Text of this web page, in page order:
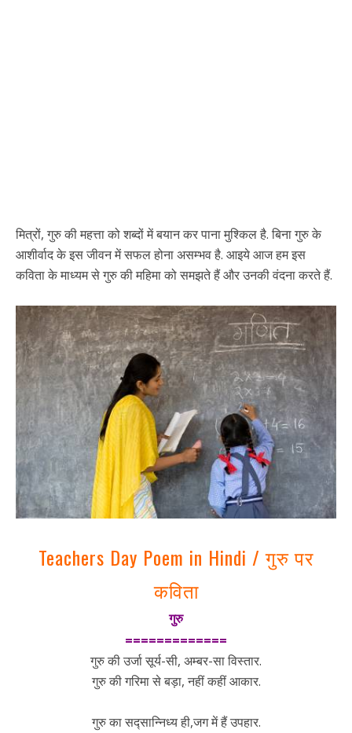
मित्रों, गुरु की महत्ता को शब्दों में बयान कर पाना मुश्किल है. बिना गुरु के
आशीर्वाद के इस जीवन में सफल होना असम्भव है. आइये आज हम इस
कविता के माध्यम से गुरु की महिमा को समझते हैं और उनकी वंदना करते हैं.
Teachers Day Poem in Hindi / गुरु पर
कविता
गुरु
=============
गुरु की उर्जा सूर्य-सी, अम्बर-सा विस्तार.
गुरु की गरिमा से बड़ा, नहीं कहीं आकार.
गुरु का सद्सान्निध्य ही,जग में हैं उपहार.